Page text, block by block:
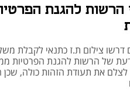
הרשות להגנת
צילום ת.ז כתנאי לקבלת
של הרשות להגנת הפרטיות
את תעודת הזהות כולה, שכן